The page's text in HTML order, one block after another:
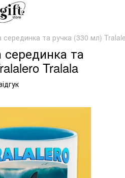
серединка та ручка (330 мл)
та
Tralala